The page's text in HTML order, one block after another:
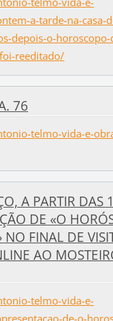
a-tarde-na-casa-
depois-o-
reeditado/
76
telmo-vida-e-
A PARTIR DAS
DE «O
NO FINAL DE
AO
telmo-vida-e-
de-o-